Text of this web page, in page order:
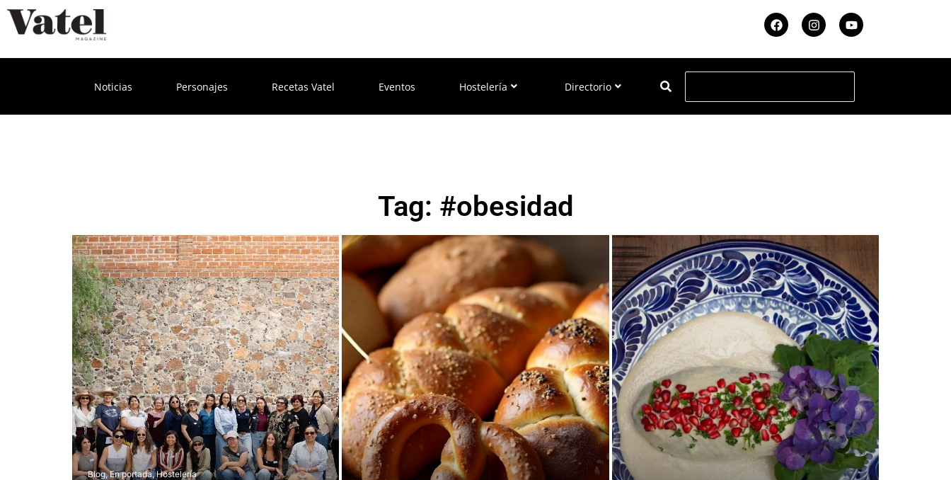
Noticias Personajes Recetas Vatel Eventos Hostelería Directorio
Tag: #obesidad
Blog, En portada, Hostelería